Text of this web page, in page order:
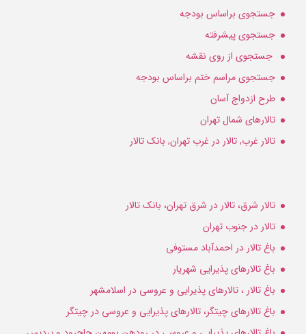
جستجوی براساس بودجه
جستجوی پیشرفته
جستجوی از روی نقشه
جستجوی مراسم ختم براساس بودجه
طرح ازدواج آسان
تالارهای شمال تهران
تالار غرب, تالار در غرب تهران, بانک تالار
تالار شرق، تالار در شرق تهران، بانک تالار
تالار در جنوب تهران
باغ تالار در احمدآباد مستوفی
باغ تالارهای پذیرایی شهریار
باغ تالار ، تالارهای پذیرایی و عروسی در اسلامشهر
باغ تالارهای چیتگر، تالارهای پذیرایی و عروسی در چیتگر